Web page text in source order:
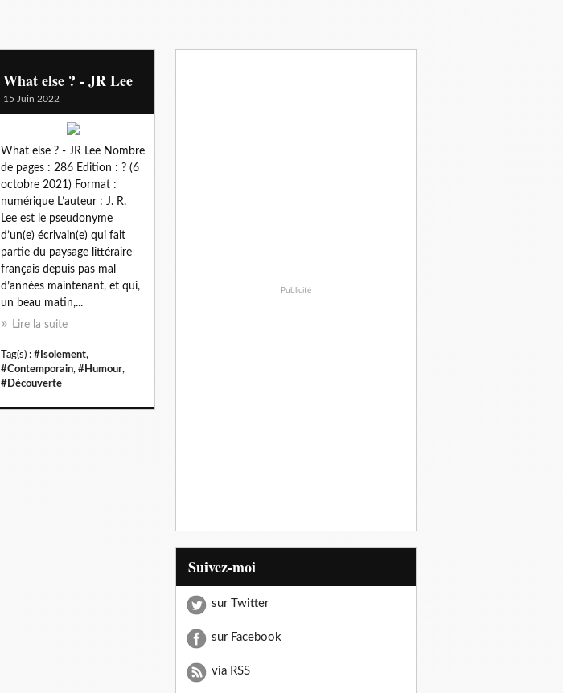
What else ? - JR Lee
15 Juin 2022
What else ? - JR Lee Nombre
de pages : 286 Edition : ? (6
octobre 2021) Format :
numérique L’auteur : J. R.
Lee est le pseudonyme
d’un(e) écrivain(e) qui fait
partie du paysage littéraire
français depuis pas mal
d’années maintenant, et qui,
un beau matin,...
Lire la suite
Tag(s) : #Isolement,
#Contemporain, #Humour,
#Découverte
Publicité
Suivez-moi
sur Twitter
sur Facebook
via RSS